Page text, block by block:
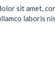
sit amet,
laboris